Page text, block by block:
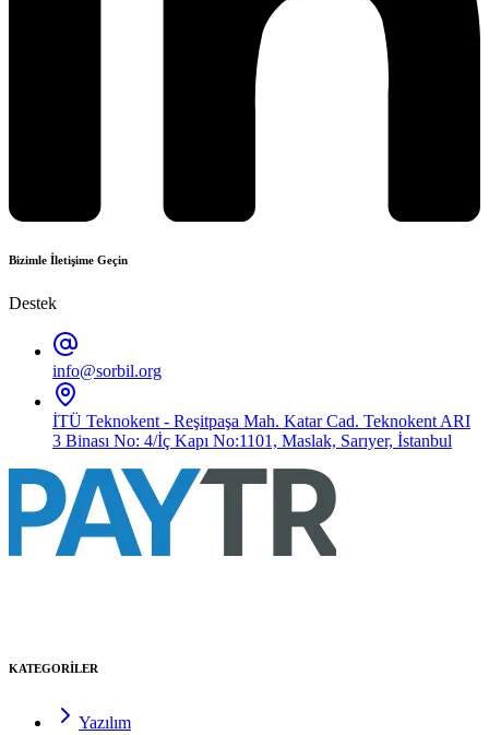
Bizimle İletişime Geçin
Destek
info@sorbil.org
İTÜ Teknokent - Reşitpaşa Mah. Katar Cad. Teknokent ARI
3 Binası No: 4/İç Kapı No:1101, Maslak, Sarıyer, İstanbul
KATEGORİLER
Yazılım